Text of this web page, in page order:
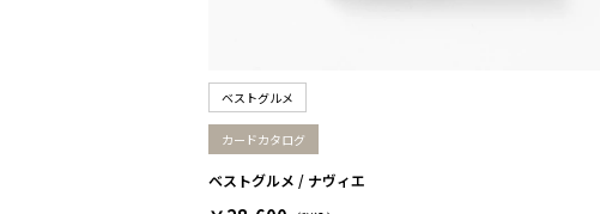
ベストグルメ
カードカタログ
ベストグルメ / ナヴィエ